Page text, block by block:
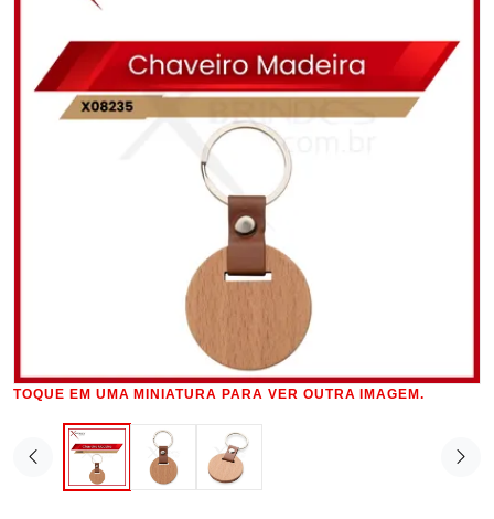
TOQUE EM UMA MINIATURA PARA VER OUTRA IMAGEM.